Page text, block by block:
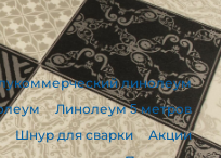
линолеум
Линолеум 5 метров
Шнур для сварки
Акции